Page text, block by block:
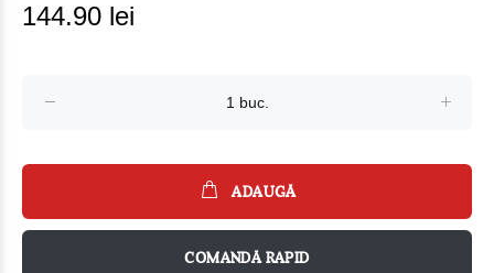
144.90 lei
ADAUGĂ
COMANDĂ RAPID